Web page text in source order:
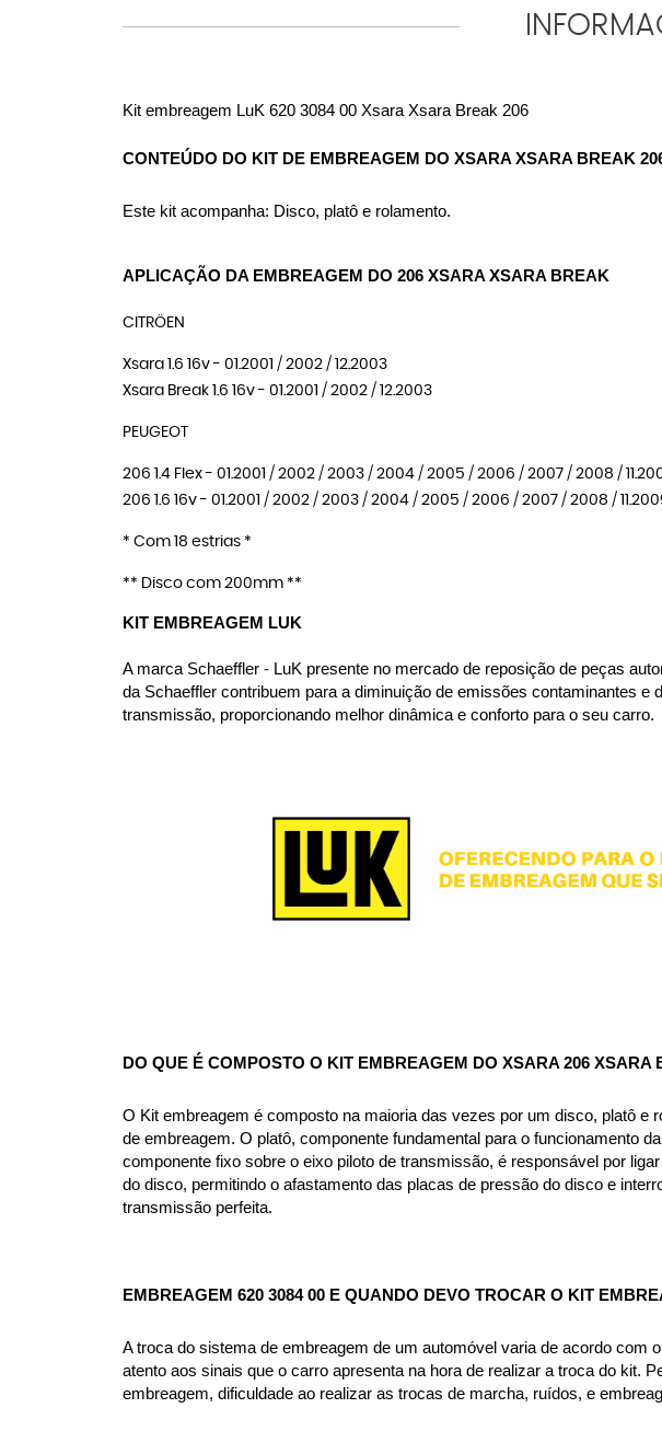
Kit embreagem LuK 620 3084 00 Xsara Xsara Break 206
CONTEÚDO DO KIT DE EMBREAGEM DO XSARA XSARA BREAK
Este kit acompanha: Disco, platô e rolamento.
APLICAÇÃO DA EMBREAGEM DO 206 XSARA XSARA BREAK
CITRÖEN
Xsara 1.6 16v - 01.2001 / 2002 / 12.2003
Xsara Break 1.6 16v - 01.2001 / 2002 / 12.2003
PEUGEOT
206 1.4 Flex - 01.2001 / 2002 / 2003 / 2004 / 2005 / 2006 / 2007 / 2008 /
206 1.6 16v - 01.2001 / 2002 / 2003 / 2004 / 2005 / 2006 / 2007 / 2008 /
* Com 18 estrias *
** Disco com 200mm **
KIT EMBREAGEM LUK
A marca Schaeffler - LuK presente no mercado de reposição de peças
da Schaeffler contribuem para a diminuição de emissões contaminantes
transmissão, proporcionando melhor dinâmica e conforto para o seu carro.
DO QUE É COMPOSTO O KIT EMBREAGEM DO XSARA 206 XSARA
O Kit embreagem é composto na maioria das vezes por um disco, platô e
de embreagem. O platô, componente fundamental para o funcionamento
componente fixo sobre o eixo piloto de transmissão, é responsável por
do disco, permitindo o afastamento das placas de pressão do disco e
transmissão perfeita.
EMBREAGEM 620 3084 00 E QUANDO DEVO TROCAR O KIT
A troca do sistema de embreagem de um automóvel varia de acordo com
atento aos sinais que o carro apresenta na hora de realizar a troca do kit.
embreagem, dificuldade ao realizar as trocas de marcha, ruídos, e